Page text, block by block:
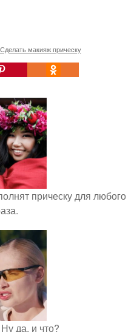
Сделать макияж прическу
прическу для любого
да, и что?